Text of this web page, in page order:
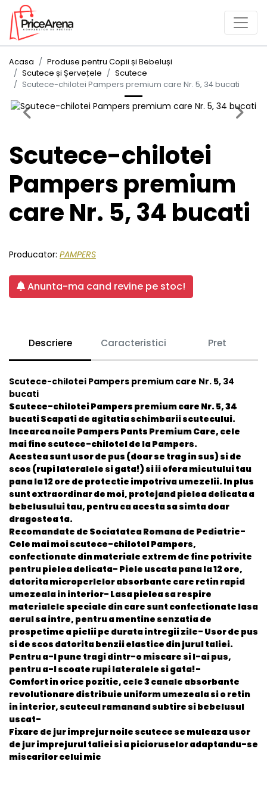
Acasa
Produse pentru Copii și Bebeluși
Scutece și Șervețele
Scutece
Scutece-chilotei Pampers premium care Nr. 5, 34 bucati
Previous Next
Scutece-chilotei
Pampers premium
care Nr. 5, 34 bucati
Producator: PAMPERS
Anunta-ma cand revine pe stoc!
Descriere Caracteristici Pret
Scutece-chilotei Pampers premium care Nr. 5, 34
bucati
Scutece-chilotei Pampers premium care Nr. 5, 34
bucati Scapati de agitatia schimbarii scutecului.
Incearca noile Pampers Pants Premium Care, cele
mai fine scutece-chilotel de la Pampers.
Acestea sunt usor de pus (doar se trag in sus) si de
scos (rupi lateralele si gata!) si ii ofera micutului tau
pana la 12 ore de protectie impotriva umezelii. In plus
sunt extraordinar de moi, protejand pielea delicata a
bebelusului tau, pentru ca acesta sa simta doar
dragostea ta.
Recomandate de Sociatatea Romana de Pediatrie-
Cele mai moi scutece-chilotel Pampers,
confectionate din materiale extrem de fine potrivite
pentru pielea delicata- Piele uscata pana la 12 ore,
datorita microperlelor absorbante care retin rapid
umezeala in interior- Lasa pielea sa respire
materialele speciale din care sunt confectionate lasa
aerul sa intre, pentru a mentine senzatia de
prospetime a pielii pe durata intregii zile- Usor de pus
si de scos datorita benzii elastice din jurul taliei.
Pentru a-l pune tragi dintr-o miscare si l-ai pus,
pentru a-l scoate rupi lateralele si gata!-
Comfort in orice pozitie, cele 3 canale absorbante
revolutionare distribuie uniform umezeala si o retin
in interior, scutecul ramanand subtire si bebelusul
uscat-
Fixare de jur imprejur noile scutece se muleaza usor
de jur imprejurul taliei si a picioruselor adaptandu-se
miscarilor celui mic